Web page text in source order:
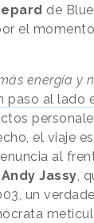
de
el
energía y
paso al lado
el viaje
al
Andy Jassy,
un